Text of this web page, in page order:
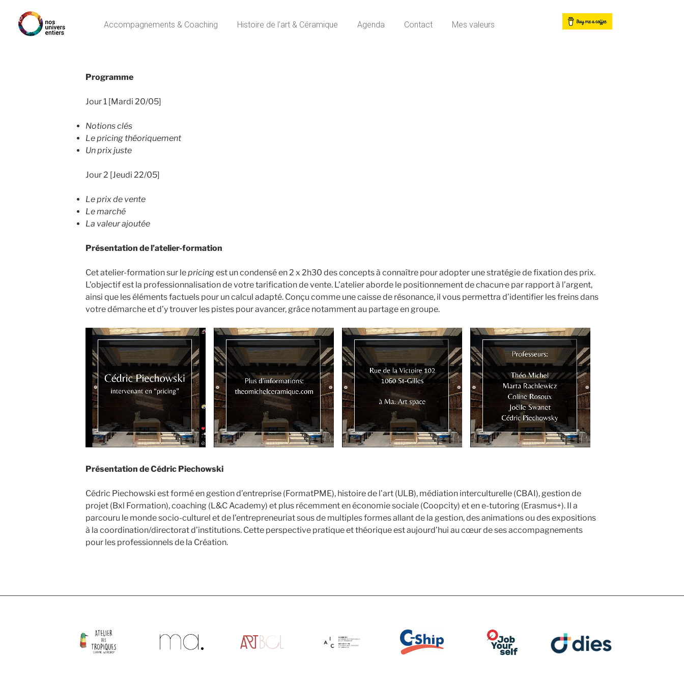
Accompagnements & Coaching Histoire de l’art & Céramique Agenda Contact Mes valeurs
Programme
Jour 1 [Mardi 20/05]
Notions clés
Le pricing théoriquement
Un prix juste
Jour 2 [Jeudi 22/05]
Le prix de vente
Le marché
La valeur ajoutée
Présentation de l’atelier-formation
Cet atelier-formation sur lepricingest un condensé en 2 x 2h30 des concepts à connaître pour adopter une stratégie de fixation des prix.
L’objectif est la professionnalisation de votre tarification de vente. L’atelier aborde le positionnement de chacun·e par rapport à l’argent,
ainsi que les éléments factuels pour un calcul adapté. Conçu comme une caisse de résonance, il vous permettra d’identifier les freins dans
votre démarche et d’y trouver les pistes pour avancer, grâce notamment au partage en groupe.
Présentation de Cédric Piechowski
Cédric Piechowski est formé en gestion d’entreprise (FormatPME), histoire de l’art (ULB), médiation interculturelle (CBAI), gestion de
projet (Bxl Formation), coaching (L&C Academy) et plus récemment en économie sociale (Coopcity) et en e-tutoring (Erasmus+). Il a
parcouru le monde socio-culturel et de l’entrepreneuriat sous de multiples formes allant de la gestion, des animations ou des expositions
à la coordination/directorat d’institutions. Cette perspective pratique et théorique est aujourd’hui au cœur de ses accompagnements
pour les professionnels de la Création.